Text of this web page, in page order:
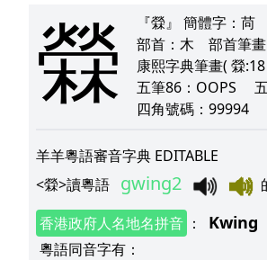
檾 『檾』 簡體字： 苘
部首： 木 部首筆畫
康熙字典筆畫( 檾
五筆86： OOPS
四角號碼： 99994
羊羊粵語審音字典 EDITABLE
<檾>讀粵語 gwing2
香港政府人名地名拼音 ： Kwing
粵語同音字有 ：